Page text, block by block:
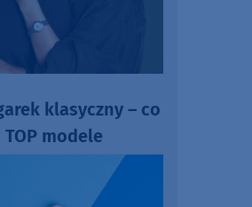
klasyczny – co
modele